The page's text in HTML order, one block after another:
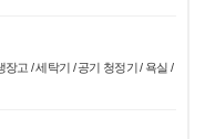
장고 / 세탁기 / 공기 청정기 / 욕실 /